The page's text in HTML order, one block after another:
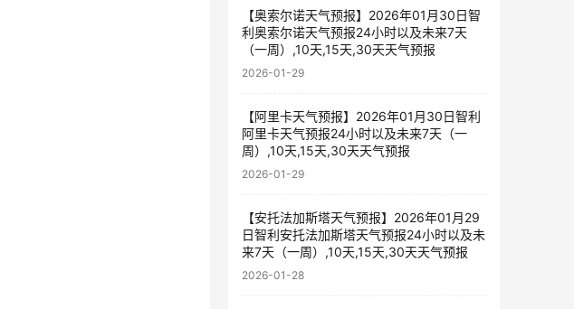
【奥索尔诺天气预报】2026年01月30日智
利奥索尔诺天气预报24小时以及未来7天
（一周）,10天,15天,30天天气预报
2026-01-29
【阿里卡天气预报】2026年01月30日智利
阿里卡天气预报24小时以及未来7天（一
周）,10天,15天,30天天气预报
2026-01-29
【安托法加斯塔天气预报】2026年01月29
日智利安托法加斯塔天气预报24小时以及未
来7天（一周）,10天,15天,30天天气预报
2026-01-28